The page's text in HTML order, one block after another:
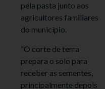
pela pasta junto aos
agricultores familiares
do município.
“O corte de terra
prepara o solo para
receber as sementes,
principalmente depois